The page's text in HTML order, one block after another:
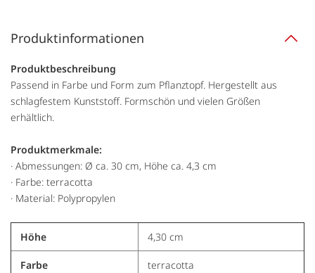
Produktinformationen
Produktbeschreibung
Passend in Farbe und Form zum Pflanztopf. Hergestellt aus
schlagfestem Kunststoff. Formschön und vielen Größen
erhältlich.
Produktmerkmale:
· Abmessungen: Ø ca. 30 cm, Höhe ca. 4,3 cm
· Farbe: terracotta
· Material: Polypropylen
Höhe 4,30 cm
Farbe terracotta